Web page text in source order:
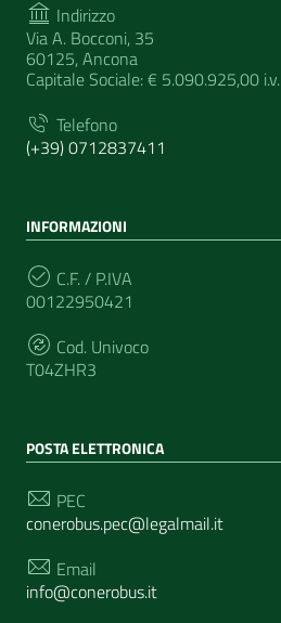
Indirizzo
Via A. Bocconi, 35
60125, Ancona
Capitale Sociale: € 5.090.925,00 i.v.
Telefono
(+39) 0712837411
INFORMAZIONI
C.F. / P.IVA
00122950421
Cod. Univoco
T04ZHR3
POSTA ELETTRONICA
PEC
conerobus.pec@legalmail.it
Email
info@conerobus.it